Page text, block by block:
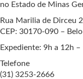
no Estado de Minas
Rua Marilia de Dirceu
CEP: 30170-090 –
Expediente: 9h a 12h –
Telefone
(31) 3253-2666